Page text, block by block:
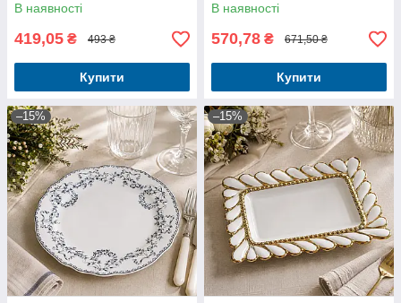
В наявності
419,05 ₴ 493 ₴
Купити
В наявності
570,78 ₴ 671,50 ₴
Купити
–15% –15%